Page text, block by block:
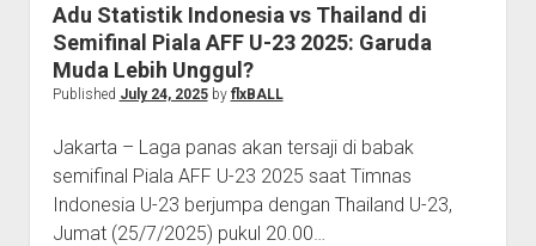
23
2025
Adu Statistik Indonesia vs Thailand di
Semifinal Piala AFF U-23 2025: Garuda
Muda Lebih Unggul?
Published July 24, 2025by flxBALL
Jakarta – Laga panas akan tersaji di babak
semifinal Piala AFF U-23 2025 saat Timnas
Indonesia U-23 berjumpa dengan Thailand U-23,
Jumat (25/7/2025) pukul 20.00…